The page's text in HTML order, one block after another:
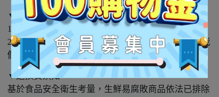
▼注意事項
1. 圖片僅供參考，商品內容物以實際收到商品為主。
2. 商品若於送達時即有損壞，請拍照存證並立即與我
們聯繫。
▼退換貨須知
基於食品安全衛生考量，生鮮易腐敗商品依法已排除